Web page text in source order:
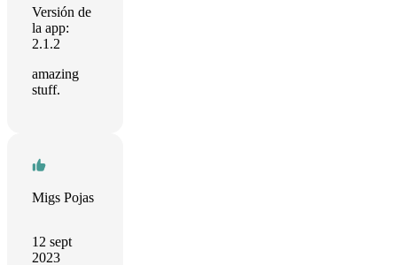
Versión de
la app:
2.1.2
amazing
stuff.
Migs Pojas
12 sept
2023